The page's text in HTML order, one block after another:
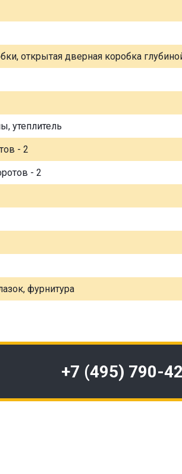
открытая дверная коробка
утеплитель
- 2
- 2
фурнитура
+7 (495) 790-